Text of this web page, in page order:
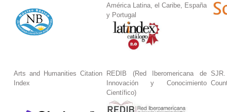
América Latina, el Caribe, España
y Portugal
Arts and Humanities Citation
Index
REDIB (Red Iberomericana de
Innovación y Conocimiento
Científico)